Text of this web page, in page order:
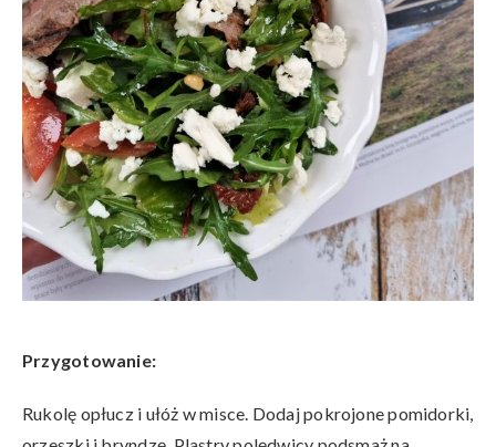
Przygotowanie:
Rukolę opłucz i ułóż w misce. Dodaj pokrojone pomidorki,